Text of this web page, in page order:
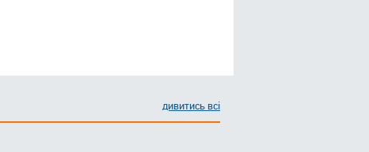
дивитись всі